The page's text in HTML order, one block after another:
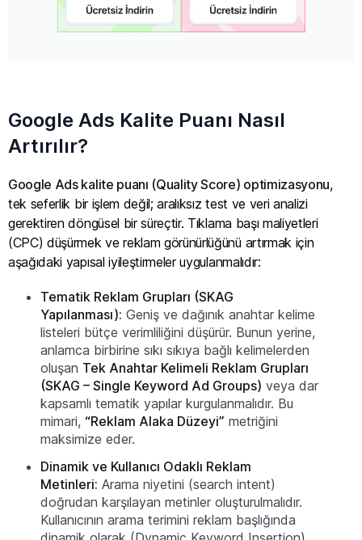
Google Ads Kalite Puanı Nasıl
Artırılır?
Google Ads kalite puanı (Quality Score) optimizasyonu,
tek seferlik bir işlem değil; aralıksız test ve veri analizi
gerektiren döngüsel bir süreçtir. Tıklama başı maliyetleri
(CPC) düşürmek ve reklam görünürlüğünü artırmak için
aşağıdaki yapısal iyileştirmeler uygulanmalıdır:
Tematik Reklam Grupları (SKAG
Yapılanması): Geniş ve dağınık anahtar kelime
listeleri bütçe verimliliğini düşürür. Bunun yerine,
anlamca birbirine sıkı sıkıya bağlı kelimelerden
oluşan Tek Anahtar Kelimeli Reklam Grupları
(SKAG – Single Keyword Ad Groups) veya dar
kapsamlı tematik yapılar kurgulanmalıdır. Bu
mimari, “Reklam Alaka Düzeyi” metriğini
maksimize eder.
Dinamik ve Kullanıcı Odaklı Reklam
Metinleri: Arama niyetini (search intent)
doğrudan karşılayan metinler oluşturulmalıdır.
Kullanıcının arama terimini reklam başlığında